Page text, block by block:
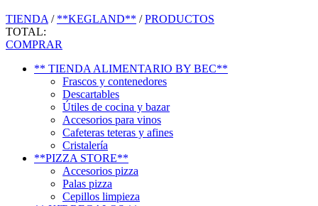
TIENDA/ **KEGLAND** /PRODUCTOS
TOTAL:
COMPRAR
** TIENDA ALIMENTARIO BY BEC**
Frascos y contenedores
Descartables
Útiles de cocina y bazar
Accesorios para vinos
Cafeteras teteras y afines
Cristalería
**PIZZA STORE**
Accesorios pizza
Palas pizza
Cepillos limpieza